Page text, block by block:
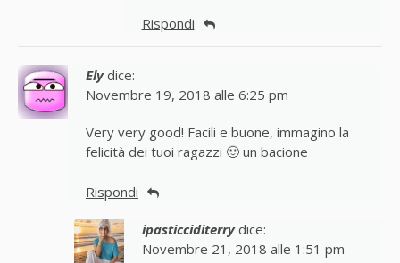
Rispondi
Ely dice:
Novembre 19, 2018 alle 6:25 pm
Very very good! Facili e buone, immagino la
felicità dei tuoi ragazzi 🙂 un bacione
Rispondi
ipasticciditerry dice:
Novembre 21, 2018 alle 1:51 pm